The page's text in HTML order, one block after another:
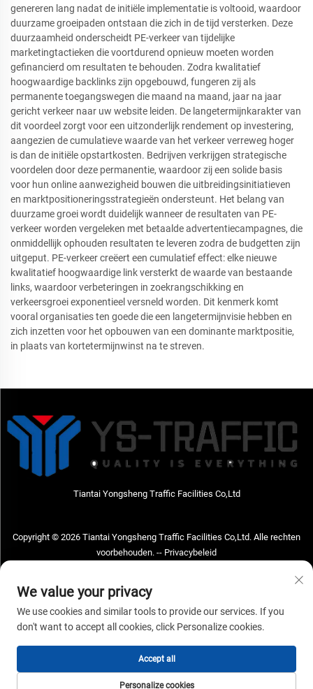
genereren lang nadat de initiële implementatie is voltooid, waardoor
duurzame groeipaden ontstaan die zich in de tijd versterken. Deze
duurzaamheid onderscheidt PE-verkeer van tijdelijke
marketingtactieken die voortdurend opnieuw moeten worden
gefinancierd om resultaten te behouden. Zodra kwalitatief
hoogwaardige backlinks zijn opgebouwd, fungeren zij als
permanente toegangswegen die maand na maand, jaar na jaar
gericht verkeer naar uw website leiden. De langetermijnkarakter van
dit voordeel zorgt voor een uitzonderlijk rendement op investering,
aangezien de cumulatieve waarde van het verkeer verreweg hoger
is dan de initiële opstartkosten. Bedrijven verkrijgen strategische
voordelen door deze permanentie, waardoor zij een solide basis
voor hun online aanwezigheid bouwen die uitbreidingsinitiatieven
en marktpositioneringsstrategieën ondersteunt. Het belang van
duurzame groei wordt duidelijk wanneer de resultaten van PE-
verkeer worden vergeleken met betaalde advertentiecampagnes, die
onmiddellijk ophouden resultaten te leveren zodra de budgetten zijn
uitgeput. PE-verkeer creëert een cumulatief effect: elke nieuwe
kwalitatief hoogwaardige link versterkt de waarde van bestaande
links, waardoor verbeteringen in zoekrangschikking en
verkeersgroei exponentieel versneld worden. Dit kenmerk komt
vooral organisaties ten goede die een langetermijnvisie hebben en
zich inzetten voor het opbouwen van een dominante marktpositie,
in plaats van kortetermijnwinst na te streven.
Tiantai Yongsheng Traffic Facilities Co,Ltd
Copyright © 2026 Tiantai Yongsheng Traffic Facilities Co,Ltd. Alle rechten
voorbehouden. -- Privacybeleid
Address: Tiantai Yongsheng Traffic Facilities Co,Ltd Adres; No.73 Hongchou
West Road, Hongchou town, Tiantai county, Taizhou City, Zhejiang Provice,
+86-18968682471
E-mailadres:[email protected]
We value your privacy
We use cookies and similar tools to provide our services. If you
don't want to accept all cookies, click Personalize cookies.
Personalize cookies
Accept all